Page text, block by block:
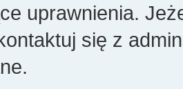
uprawnienia.
się z